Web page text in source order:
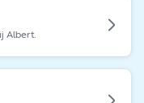
Albert.